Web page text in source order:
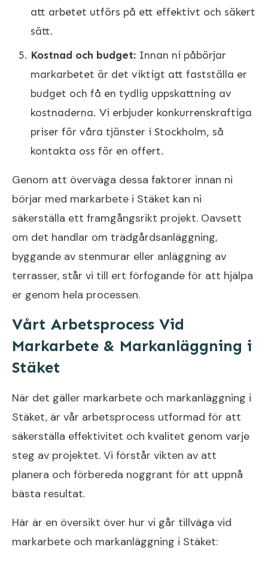
att arbetet utförs på ett effektivt och säkert
sätt.
Kostnad och budget: Innan ni påbörjar
markarbetet är det viktigt att fastställa er
budget och få en tydlig uppskattning av
kostnaderna. Vi erbjuder konkurrenskraftiga
priser för våra tjänster i Stockholm, så
kontakta oss för en offert.
Genom att överväga dessa faktorer innan ni
börjar med markarbete i Stäket kan ni
säkerställa ett framgångsrikt projekt. Oavsett
om det handlar om trädgårdsanläggning,
byggande av stenmurar eller anläggning av
terrasser, står vi till ert förfogande för att hjälpa
er genom hela processen.
Vårt Arbetsprocess Vid
Markarbete & Markanläggning i
Stäket
När det gäller markarbete och markanläggning i
Stäket, är vår arbetsprocess utformad för att
säkerställa effektivitet och kvalitet genom varje
steg av projektet. Vi förstår vikten av att
planera och förbereda noggrant för att uppnå
bästa resultat.
Här är en översikt över hur vi går tillväga vid
markarbete och markanläggning i Stäket: